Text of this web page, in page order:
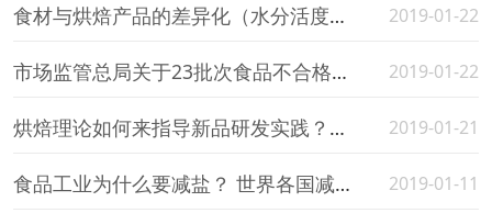
食材与烘焙产品的差异化（水分活度仪转） 2019-01-22
市场监管总局关于23批次食品不合格情况的通告（水分活度测定仪转发） 2019-01-22
烘焙理论如何来指导新品研发实践？（水分活度仪转） 2019-01-21
食品工业为什么要减盐？ 世界各国减盐策略(华科水分活度仪转） 2019-01-11